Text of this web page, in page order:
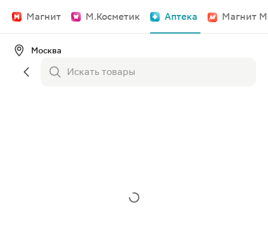
Магнит М.Косметик Аптека Магнит
Москва